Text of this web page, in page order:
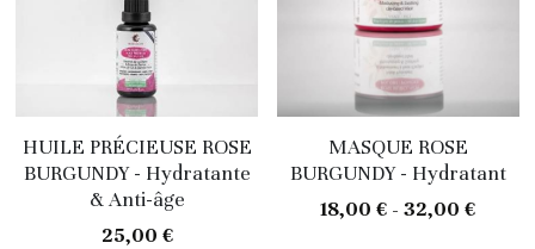
HUILE PRÉCIEUSE ROSE
BURGUNDY - Hydratante
& Anti-âge
25,00 €
MASQUE ROSE
BURGUNDY - Hydratant
18,00 € - 32,00 €